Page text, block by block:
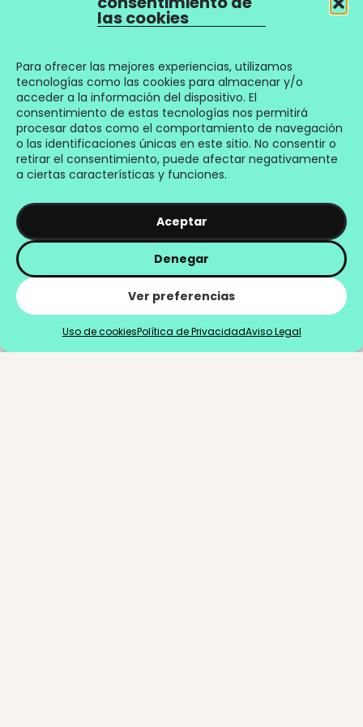
las cookies
Para ofrecer las mejores experiencias, utilizamos
tecnologías como las cookies para almacenar y/o
acceder a la información del dispositivo. El
consentimiento de estas tecnologías nos permitirá
procesar datos como el comportamiento de navegación
o las identificaciones únicas en este sitio. No consentir o
retirar el consentimiento, puede afectar negativamente
a ciertas características y funciones.
Aceptar
Denegar
Ver preferencias
Uso de cookiesPolítica de PrivacidadAviso Legal